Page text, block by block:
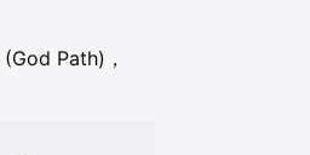
Path)，